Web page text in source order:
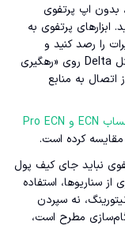
بدون اپ پرتفوی
ابزارهای پرتفوی به
را رصد کنید و
گزارش‌گیری داشته باشید. برای نمونه، اپ‌هایی مثل Delta روی «رهگیری
اتصال به منابع
تفاوت حساب ECN و Pro ECN
مقایسه کرده است.
نباید جای کیف پول
سناریوها، استفاده
نه سپردن
مطرح است،